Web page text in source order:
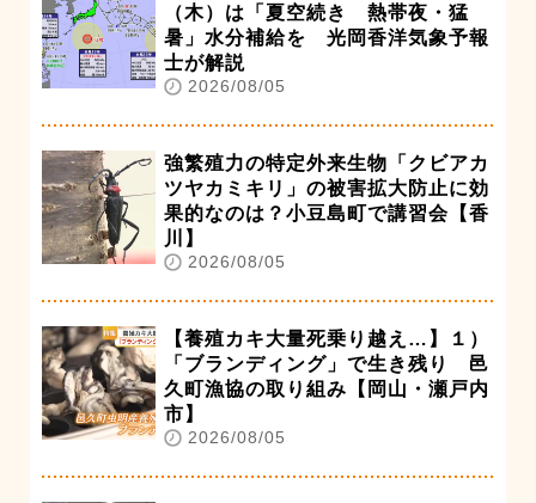
（木）は「夏空続き 熱帯夜・猛
暑」水分補給を 光岡香洋気象予報
士が解説
2026/08/05
強繁殖力の特定外来生物「クビアカ
ツヤカミキリ」の被害拡大防止に効
果的なのは？小豆島町で講習会【香
川】
2026/08/05
【養殖カキ大量死乗り越え…】１）
「ブランディング」で生き残り 邑
久町漁協の取り組み【岡山・瀬戸内
市】
2026/08/05